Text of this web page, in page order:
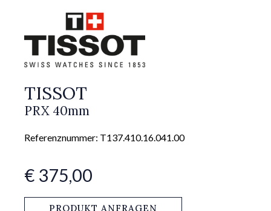
TISSOT
PRX 40mm
Referenznummer: T137.410.16.041.00
€ 375,00
PRODUKT ANFRAGEN